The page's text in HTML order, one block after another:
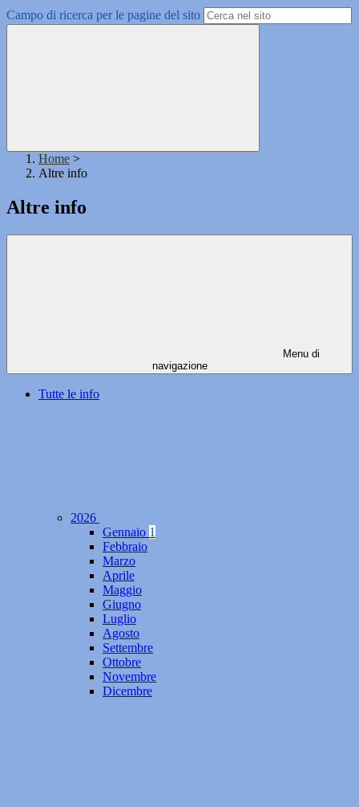
Campo di ricerca per le pagine del sito
Home >
Altre info
Altre info
Menu di
navigazione
Tutte le info
2026
Gennaio 1
Febbraio
Marzo
Aprile
Maggio
Giugno
Luglio
Agosto
Settembre
Ottobre
Novembre
Dicembre